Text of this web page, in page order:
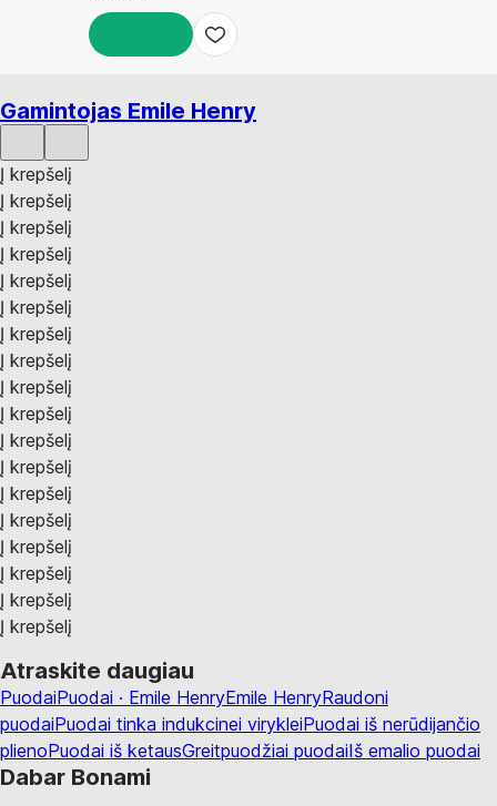
Gamintojas Emile Henry
Į krepšelį
Į krepšelį
Į krepšelį
Į krepšelį
Į krepšelį
Į krepšelį
Į krepšelį
Į krepšelį
Į krepšelį
Į krepšelį
Į krepšelį
Į krepšelį
Į krepšelį
Į krepšelį
Į krepšelį
Į krepšelį
Į krepšelį
Į krepšelį
Atraskite daugiau
PuodaiPuodai · Emile HenryEmile HenryRaudoni
puodaiPuodai tinka indukcinei virykleiPuodai iš nerūdijančio
plienoPuodai iš ketausGreitpuodžiai puodaiIš emalio puodai
Dabar Bonami